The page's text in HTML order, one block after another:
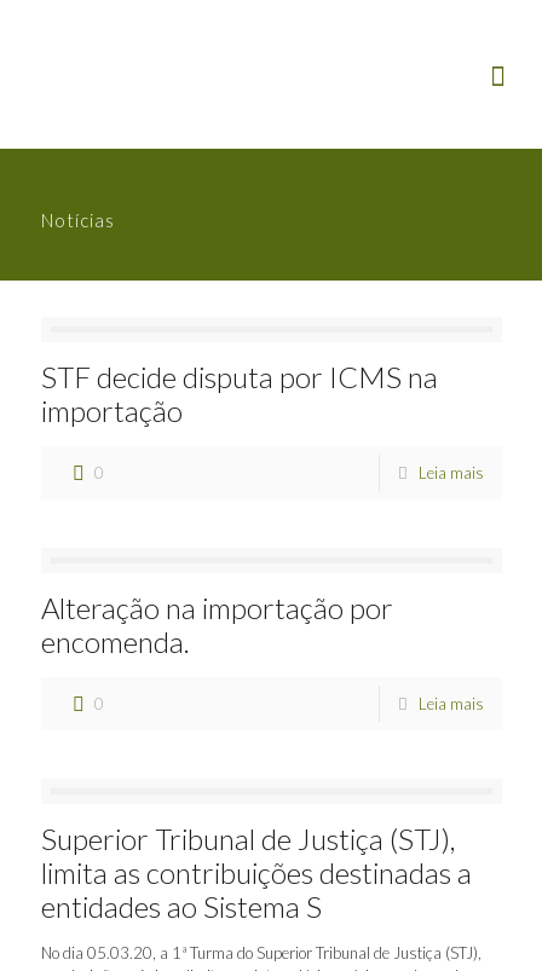
Notícias
STF decide disputa por ICMS na
importação
0 Leia mais
Alteração na importação por
encomenda.
0 Leia mais
Superior Tribunal de Justiça (STJ),
limita as contribuições destinadas a
entidades ao Sistema S
No dia 05.03.20, a 1ª Turma do Superior Tribunal de Justiça (STJ),